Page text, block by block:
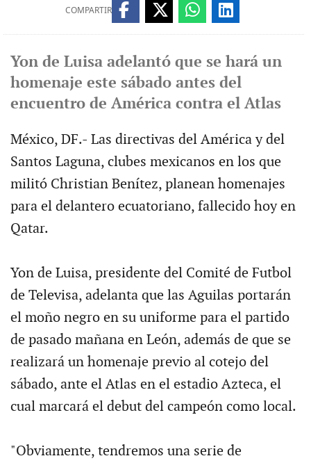
COMPARTIR
Yon de Luisa adelantó que se hará un
homenaje este sábado antes del
encuentro de América contra el Atlas
México, DF.- Las directivas del América y del
Santos Laguna, clubes mexicanos en los que
militó Christian Benítez, planean homenajes
para el delantero ecuatoriano, fallecido hoy en
Qatar.
Yon de Luisa, presidente del Comité de Futbol
de Televisa, adelanta que las Aguilas portarán
el moño negro en su uniforme para el partido
de pasado mañana en León, además de que se
realizará un homenaje previo al cotejo del
sábado, ante el Atlas en el estadio Azteca, el
cual marcará el debut del campeón como local.
"Obviamente, tendremos una serie de